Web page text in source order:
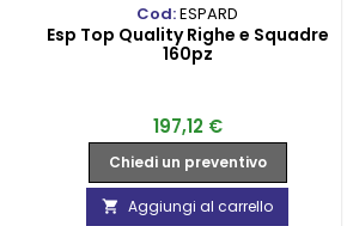
Cod:ESPARD
Esp Top Quality Righe e Squadre
160pz
Prezzo
197,12 €
Chiedi un preventivo
 Aggiungi al carrello